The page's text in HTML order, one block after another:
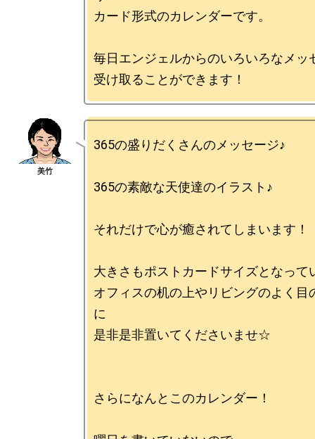
カード形式のカレンダーです。
毎日エンジェルからのいろいろなメッ
365の盛りだくさんのメッセージ♪
365の素敵な天使達のイラスト♪
それだけで心が癒されてしまいます！
大きさもポストカードサイズとなって
オフィスの机の上やリビングのよく目
に
是非是非置いてくださいませ☆
さらになんとこのカレンダー！